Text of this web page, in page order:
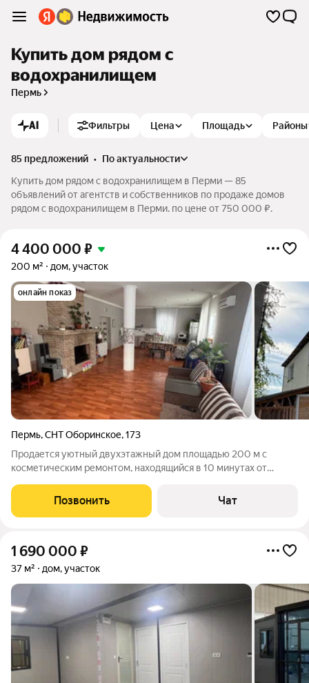
Купить дом рядом с
водохранилищем
Пермь
AI Фильтры Цена Площадь Районы
85 предложений •
по актуальности
Купить дом рядом с водохранилищем в Перми — 85
объявлений от агентств и собственников по продаже домов
рядом с водохранилищем в Перми. по цене от 750 000 ₽.
4 400 000 ₽
200 м² дом, участок
онлайн показ
Пермь,СНТ Оборинское,173
Продается уютный двухэтажный дом площадью 200 м с
косметическим ремонтом, находящийся в 10 минутах от
Дом построен в 2009 году и расположен на участке 8 соток,
назначение земли-садоводство.
Позвонить Чат
1 690 000 ₽
37 м² дом, участок